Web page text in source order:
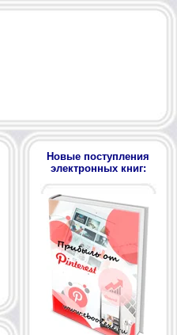
Новые поступления
электронных книг: